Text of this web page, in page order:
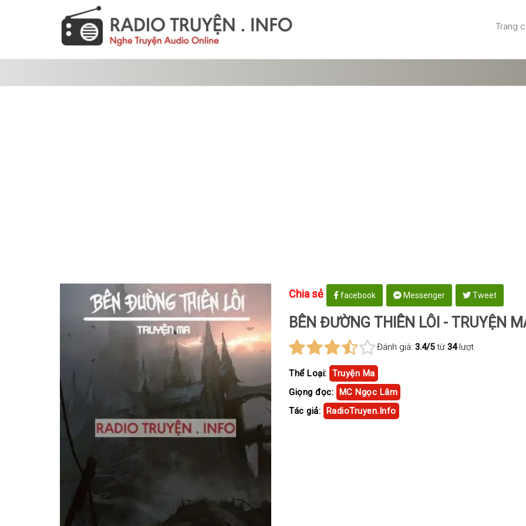
Trang
Chia sẻ facebook Messenger Tweet
BÊN ĐƯỜNG THIÊN LÔI - TRUYỆN
Đánh giá: 3.4/5từ 34lượt
Thể Loại: Truyện Ma
Giọng đọc: MC Ngọc Lâm
Tác giả: RadioTruyen.Info